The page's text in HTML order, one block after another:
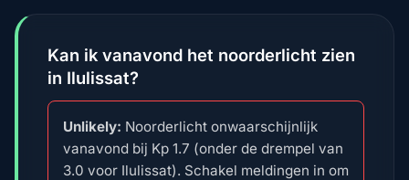
Kan ik vanavond het noorderlicht zien
in Ilulissat?
Unlikely: Noorderlicht onwaarschijnlijk
vanavond bij Kp 1.7 (onder de drempel van
3.0 voor Ilulissat). Schakel meldingen in om